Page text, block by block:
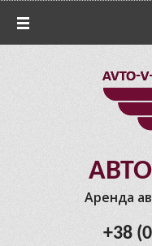
Аренда
+38